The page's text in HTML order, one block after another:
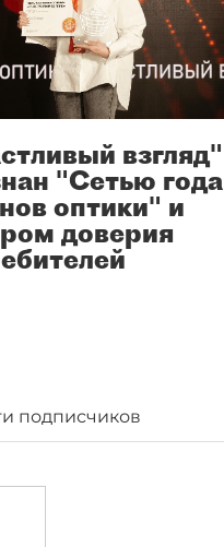
взгляд"
"Сетью года
оптики" и
доверия
подписчиков